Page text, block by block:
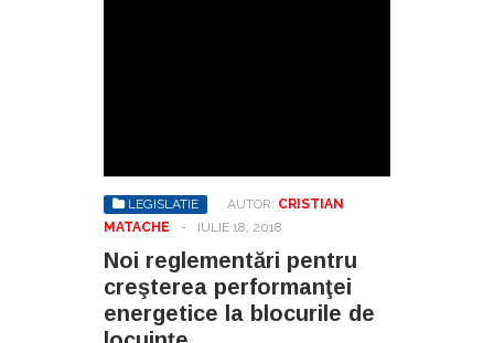
LEGISLATIE AUTOR: CRISTIAN
MATACHE
- IULIE 18, 2018
Noi reglementări pentru
creşterea performanţei
energetice la blocurile de